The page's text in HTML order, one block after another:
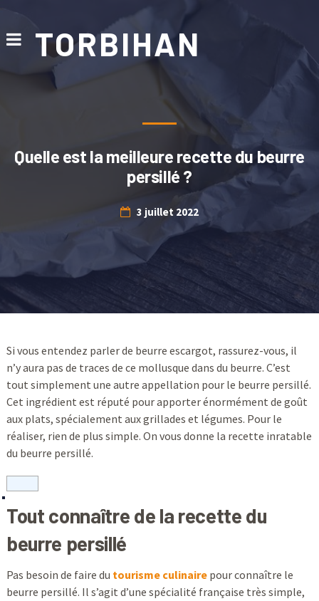
TORBIHAN
Quelle est la meilleure recette du beurre
persillé ?
3 juillet 2022
Si vous entendez parler de beurre escargot, rassurez-vous, il
n’y aura pas de traces de ce mollusque dans du beurre. C’est
tout simplement une autre appellation pour le beurre persillé.
Cet ingrédient est réputé pour apporter énormément de goût
aux plats, spécialement aux grillades et légumes. Pour le
réaliser, rien de plus simple. On vous donne la recette inratable
du beurre persillé.
Tout connaître de la recette du
beurre persillé
Pas besoin de faire du tourisme culinairepour connaître le
beurre persillé. Il s’agit d’une spécialité française très simple,